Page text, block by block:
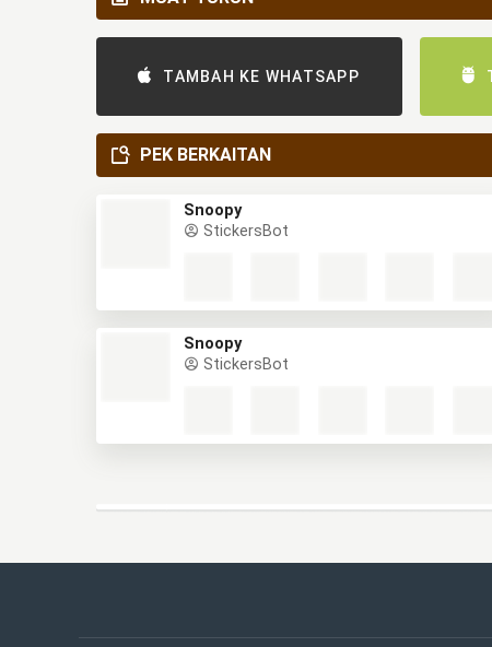
TAMBAH KE WHATSAPP
PEK BERKAITAN
Snoopy
StickersBot
Snoopy
StickersBot